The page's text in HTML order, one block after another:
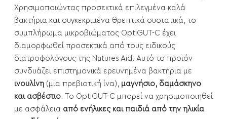
Χρησιμοποιώντας προσεκτικά επιλεγμένα καλά
βακτήρια και συγκεκριμένα θρεπτικά συστατικά, το
συμπλήρωμα μικροβιώματος OptiGUT-C έχει
διαμορφωθεί προσεκτικά από τους ειδικούς
διατροφολόγους της Natures Aid. Αυτό το προϊόν
συνδυάζει επιστημονικά ερευνημένα βακτήρια με
ινουλίνη (μια πρεβιοτική ίνα), μαγνήσιο, δαμάσκηνο
και ασβέστιο. Το OptiGUT-C μπορεί να χρησιμοποιηθεί
με ασφάλεια από ενήλικες και παιδιά από την ηλικία